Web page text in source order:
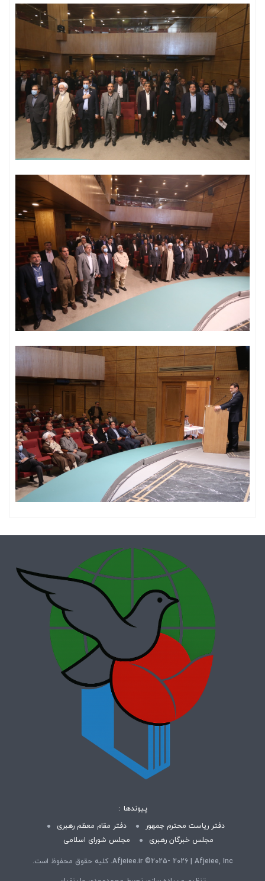
پیوندها
دفتر ریاست محترم جمهور
دفتر مقام معظم رهبری
مجلس خبرگان رهبری
مجلس شورای اسلامی
Afjeiee.ir ©2025- 2026 | Afjeiee, Inc. کلیه حقوق محفوظ است.